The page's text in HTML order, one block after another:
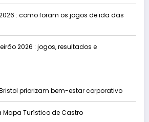
: como foram os jogos de ida das
2026 : jogos, resultados e
priorizam bem-estar corporativo
Mapa Turístico de Castro